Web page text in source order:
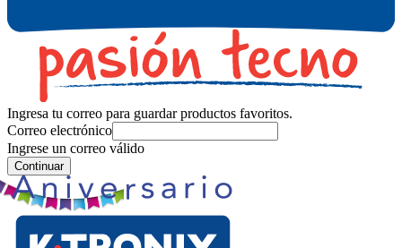
Ingresa tu correo para guardar productos favoritos.
Correo electrónico
Ingrese un correo válido
Continuar